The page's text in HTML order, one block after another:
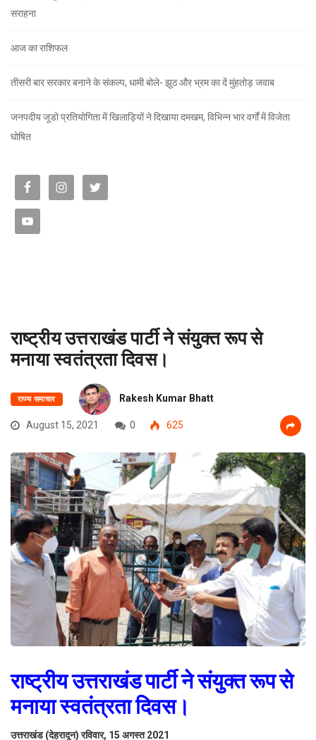
सराहना
आज का राशिफल
तीसरी बार सरकार बनाने के संकल्प, धामी बोले- झूठ और भ्रम का दें मुंहतोड़ जवाब
जनपदीय जूडो प्रतियोगिता में खिलाड़ियों ने दिखाया दमखम, विभिन्न भार वर्गों में विजेता
घोषित
राष्ट्रीय उत्तराखंड पार्टी ने संयुक्त रूप से
मनाया स्वतंत्रता दिवस।
राज्य समाचार Rakesh Kumar Bhatt
August 15, 2021 0 625
राष्ट्रीय उत्तराखंड पार्टी ने संयुक्त रूप से
मनाया स्वतंत्रता दिवस।
उत्तराखंड (देहरादून) रविवार, 15 अगस्त 2021